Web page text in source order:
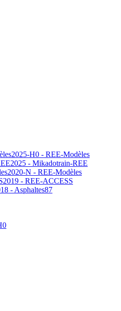
2025-H0 - REE-Modèles
2025 - Mikadotrain-REE
2020-N - REE-Modèles
2019 - REE-ACCESS
- Asphaltes87